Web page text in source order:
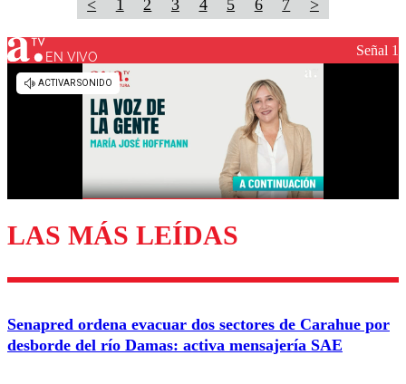
< 1 2 3 4 5 6 7 >
EN VIVO Señal 1
LAS MÁS LEÍDAS
Senapred ordena evacuar dos sectores de Carahue por
desborde del río Damas: activa mensajería SAE